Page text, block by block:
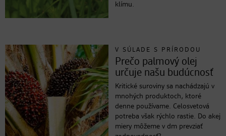
klímu.
V SÚLADE S PRÍRODOU
Prečo palmový olej
určuje našu budúcnosť
Kritické suroviny sa nachádzajú v
mnohých produktoch, ktoré
denne používame. Celosvetová
potreba však rýchlo rastie. Do akej
miery môžeme v dm prevziať